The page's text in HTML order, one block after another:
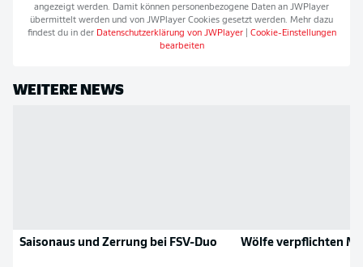
angezeigt werden. Damit können personenbezogene Daten an JWPlayer
übermittelt werden und von JWPlayer Cookies gesetzt werden. Mehr dazu
findest du in der Datenschutzerklärung von JWPlayer| Cookie-Einstellungen
bearbeiten
WEITERE NEWS
Saisonaus und Zerrung bei FSV-Duo Wölfe verpflichten